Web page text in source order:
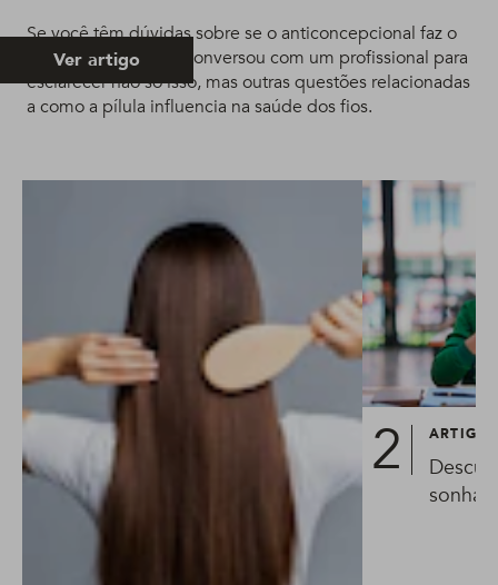
Se você têm dúvidas sobre se o anticoncepcional faz o
cabelo cair, a gente conversou com um profissional para
esclarecer não só isso, mas outras questões relacionadas
a como a pílula influencia na saúde dos fios.
Ver artigo
ARTIGO